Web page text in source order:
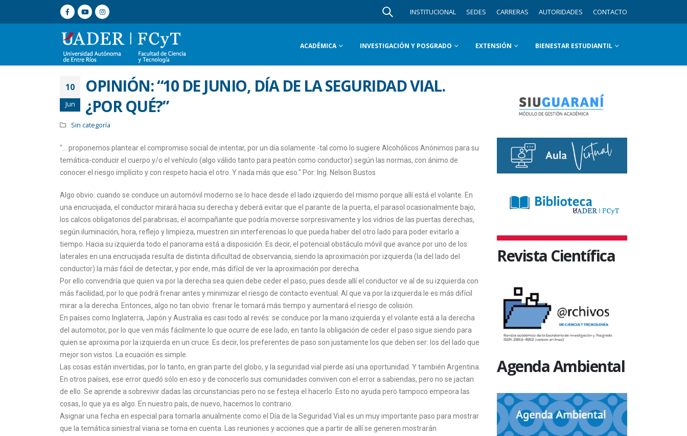
INSTITUCIONAL SEDES CARRERAS AUTORIDADES CONTACTO
ACADÉMICA INVESTIGACIÓN Y POSGRADO EXTENSIÓN BIENESTAR ESTUDIANTIL
10
Jun
OPINIÓN: “10 DE JUNIO, DÍA DE LA SEGURIDAD VIAL.
¿POR QUÉ?”
Sin categoría
"… proponemos plantear el compromiso social de intentar, por un día solamente -tal como lo sugiere Alcohólicos Anónimos para su
temática-conducir el cuerpo y/o el vehículo (algo válido tanto para peatón como conductor) según las normas, con ánimo de
conocer el riesgo implícito y con respeto hacia el otro. Y nada más que eso." Por: Ing. Nelson Bustos
Algo obvio: cuando se conduce un automóvil moderno se lo hace desde el lado izquierdo del mismo porque allí está el volante. En
una encrucijada, el conductor mirará hacia su derecha y deberá evitar que el parante de la puerta, el parasol ocasionalmente bajo,
los calcos obligatorios del parabrisas, el acompañante que podría moverse sorpresivamente y los vidrios de las puertas derechas,
según iluminación, hora, reflejo y limpieza, muestren sin interferencias lo que pueda haber del otro lado para poder evitarlo a
tiempo. Hacia su izquierda todo el panorama está a disposición. Es decir, el potencial obstáculo móvil que avance por uno de los
laterales en una encrucijada resulta de distinta dificultad de observancia, siendo la aproximación por izquierda (la del lado del
conductor) la más fácil de detectar, y por ende, más difícil de ver la aproximación por derecha.
Por ello convendría que quien va por la derecha sea quien debe ceder el paso, pues desde allí el conductor ve al de su izquierda con
más facilidad, por lo que podrá frenar antes y minimizar el riesgo de contacto eventual. Al que va por la izquierda le es más difícil
mirar a la derecha. Entonces, algo no tan obvio: frenar le tomará más tiempo y aumentará el riesgo de colisión.
En países como Inglaterra, Japón y Australia es casi todo al revés: se conduce por la mano izquierda y el volante está a la derecha
del automotor, por lo que ven más fácilmente lo que ocurre de ese lado, en tanto la obligación de ceder el paso sigue siendo para
quien se aproxima por la izquierda en un cruce. Es decir, los preferentes de paso son justamente los que deben ser: los del lado que
mejor son vistos. La ecuación es simple.
Las cosas están invertidas, por lo tanto, en gran parte del globo, y la seguridad vial pierde así una oportunidad. Y también Argentina.
En otros países, ese error quedó sólo en eso y de conocerlo sus comunidades conviven con el error a sabiendas, pero no se jactan
de ello. Se aprende a sobrevivir dadas las circunstancias pero no se festeja el hacerlo. Esto no ayuda pero tampoco empeora las
cosas, lo que ya es algo. En nuestro país, de nuevo, hacemos lo contrario.
Asignar una fecha en especial para tomarla anualmente como el Día de la Seguridad Vial es un muy importante paso para mostrar
que la temática siniestral viaria se toma en cuenta. Las reuniones y acciones que a partir de allí se generen mostrarán
Revista Científica
Agenda Ambiental